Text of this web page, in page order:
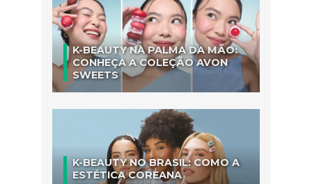
K-BEAUTY NA PALMA DA MÃO:
CONHEÇA A COLEÇÃO AVON
SWEETS
K-BEAUTY NO BRASIL: COMO A
ESTÉTICA COREANA